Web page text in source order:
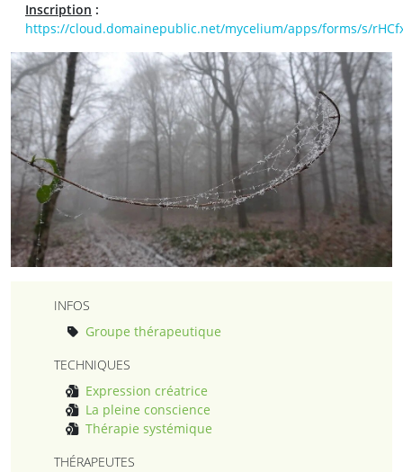
INFOS
Groupe thérapeutique
TECHNIQUES
Expression créatrice
La pleine conscience
Thérapie systémique
THÉRAPEUTES
Inscription :
https://cloud.domainepublic.net/mycelium/apps/forms/s/